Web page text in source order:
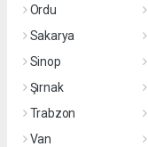
Ordu
Sakarya
Sinop
Şırnak
Trabzon
Van